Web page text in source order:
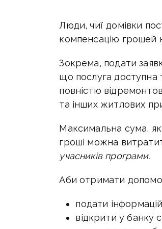
Люди, чиї домівки
компенсацію грошей
Зокрема, подати
що послуга доступна
повністю
та інших житлових
Максимальна сума,
гроші можна
учасників програми.
Аби отримати
подати
відкрити у банку